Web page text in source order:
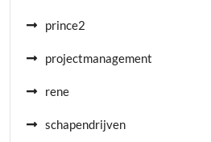
prince2
projectmanagement
rene
schapendrijven